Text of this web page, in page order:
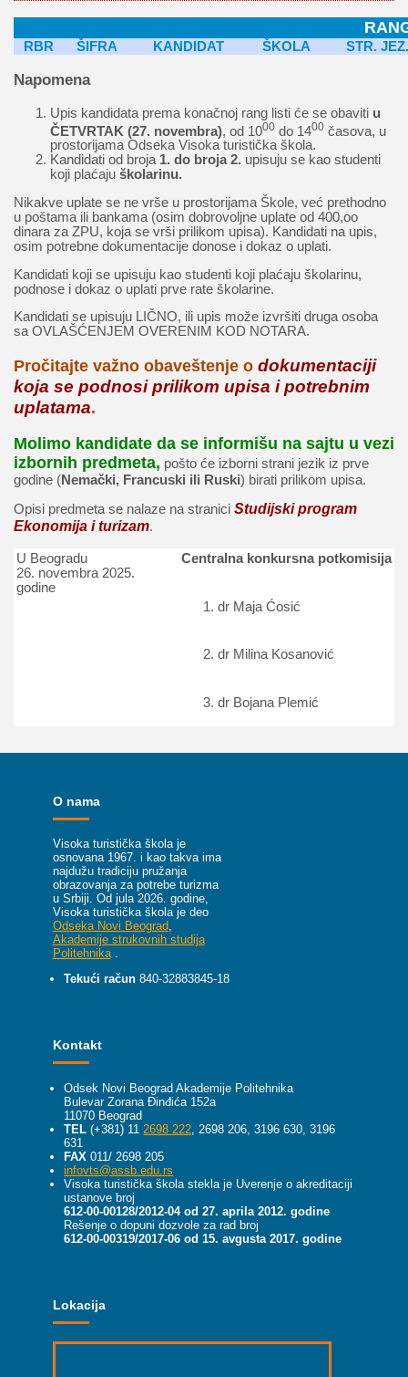
RBR ŠIFRA KANDIDAT ŠKOLA STR. JEZ.
Napomena
Upis kandidata prema konačnoj rang listi će se obaviti u
ČETVRTAK (27. novembra), od 1000do 1400časova, u
prostorijama Odseka Visoka turistička škola.
Kandidati od broja 1. do broja 2. upisuju se kao studenti
koji plaćaju školarinu.
Nikakve uplate se ne vrše u prostorijama Škole, već prethodno
u poštama ili bankama (osim dobrovoljne uplate od 400,oo
dinara za ZPU, koja se vrši prilikom upisa). Kandidati na upis,
osim potrebne dokumentacije donose i dokaz o uplati.
Kandidati koji se upisuju kao studenti koji plaćaju školarinu,
podnose i dokaz o uplati prve rate školarine.
Kandidati se upisuju LIČNO, ili upis može izvršiti druga osoba
sa OVLAŠĆENJEM OVERENIM KOD NOTARA.
Pročitajte važno obaveštenje o dokumentaciji
koja se podnosi prilikom upisa i potrebnim
uplatama.
Molimo kandidate da se informišu na sajtu u vezi
izbornih predmeta, pošto će izborni strani jezik iz prve
godine (Nemački, Francuski ili Ruski) birati prilikom upisa.
Opisi predmeta se nalaze na stranici Studijski program
Ekonomija i turizam.
U Beogradu
26. novembra 2025.
godine
Centralna konkursna potkomisija
dr Maja Ćosić
dr Milina Kosanović
dr Bojana Plemić
O nama
Visoka turistička škola je
osnovana 1967. i kao takva ima
najdužu tradiciju pružanja
obrazovanja za potrebe turizma
u Srbiji. Od jula 2026. godine,
Visoka turistička škola je deo
Odseka Novi Beograd,
Akademije strukovnih studija
Politehnika .
Tekući račun 840-32883845-18
Kontakt
Odsek Novi Beograd Akademije Politehnika
Bulevar Zorana Đinđića 152a
11070 Beograd
TEL (+381) 11 2698 222 , 2698 206, 3196 630, 3196
631
FAX 011/ 2698 205
infovts@assb.edu.rs
Visoka turistička škola stekla je Uverenje o akreditaciji
ustanove broj
612-00-00128/2012-04 od 27. aprila 2012. godine
Rešenje o dopuni dozvole za rad broj
612-00-00319/2017-06 od 15. avgusta 2017. godine
Lokacija